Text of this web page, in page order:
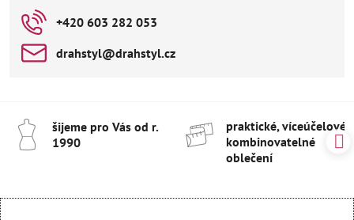
+420 603 282 053
drahstyl​@drahstyl​.cz
šijeme pro Vás od r​.
1990
praktické, víceúčelové
kombinovatelné
oblečení